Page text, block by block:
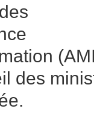
des